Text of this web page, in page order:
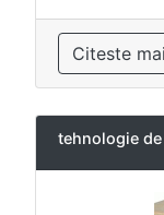
Citeste
tehnologie